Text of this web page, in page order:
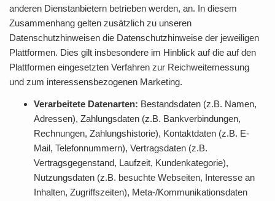
anderen Dienstanbietern betrieben werden, an. In diesem
Zusammenhang gelten zusätzlich zu unseren
Datenschutzhinweisen die Datenschutzhinweise der jeweiligen
Plattformen. Dies gilt insbesondere im Hinblick auf die auf den
Plattformen eingesetzten Verfahren zur Reichweitemessung
und zum interessensbezogenen Marketing.
Verarbeitete Datenarten: Bestandsdaten (z.B. Namen,
Adressen), Zahlungsdaten (z.B. Bankverbindungen,
Rechnungen, Zahlungshistorie), Kontaktdaten (z.B. E-
Mail, Telefonnummern), Vertragsdaten (z.B.
Vertragsgegenstand, Laufzeit, Kundenkategorie),
Nutzungsdaten (z.B. besuchte Webseiten, Interesse an
Inhalten, Zugriffszeiten), Meta-/Kommunikationsdaten